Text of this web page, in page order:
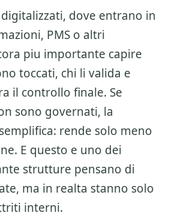
dove entrano in
PMS o altri
piu importante capire
toccati, chi li valida e
il controllo finale. Se
sono governati, la
rende solo meno
E questo e uno dei
strutture pensano di
ma in realta stanno solo
interni.